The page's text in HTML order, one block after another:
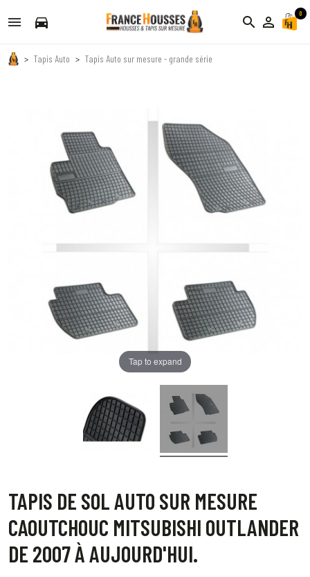
directions_car search person_outline
0
Tapis Auto Tapis Auto sur mesure - grande série
Tap to expand
TAPIS DE SOL AUTO SUR MESURE
CAOUTCHOUC MITSUBISHI OUTLANDER
DE 2007 À AUJOURD'HUI.